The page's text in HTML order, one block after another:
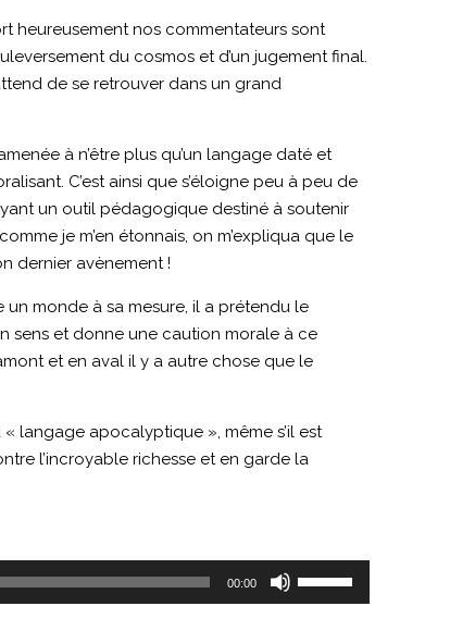
heureusement nos commentateurs sont
du cosmos et d’un jugement final.
de se retrouver dans un grand
à n’être plus qu’un langage daté et
C’est ainsi que s’éloigne peu à peu de
un outil pédagogique destiné à soutenir
je m’en étonnais, on m’expliqua que le
dernier avènement !
un monde à sa mesure, il a prétendu le
sens et donne une caution morale à ce
et en aval il y a autre chose que le
langage apocalyptique », même s’il est
l’incroyable richesse et en garde la
00:00
les